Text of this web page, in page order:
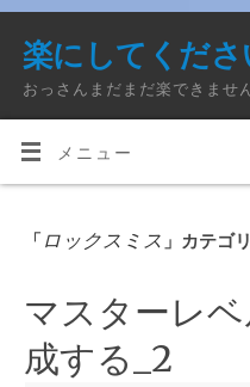
楽にしてくださ
おっさんまだまだ楽できません
メニュー
「 ロックスミス 」カテゴ
マスターレ
成する_2